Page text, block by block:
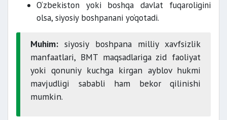
O‘zbekiston yoki boshqa davlat fuqaroligini
olsa, siyosiy boshpanani yo‘qotadi.
Muhim: siyosiy boshpana milliy xavfsizlik
manfaatlari, BMT maqsadlariga zid faoliyat
yoki qonuniy kuchga kirgan ayblov hukmi
mavjudligi sababli ham bekor qilinishi
mumkin.